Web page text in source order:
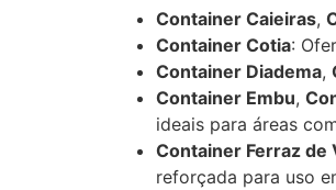
Container Caieiras,
Container Cotia:
Container Diadema,
Container Embu,
ideais para áreas
Container Ferraz de
reforçada para uso